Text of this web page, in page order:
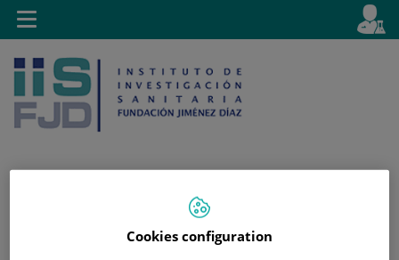
Saltar al contenido
activo
es
Toggle
navigation
Cookies configuration